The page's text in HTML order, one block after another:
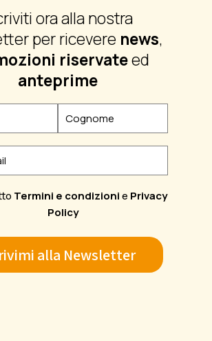
ora alla nostra
per ricevere news,
riservateed
anteprime
Termini e condizionie Privacy
Policy